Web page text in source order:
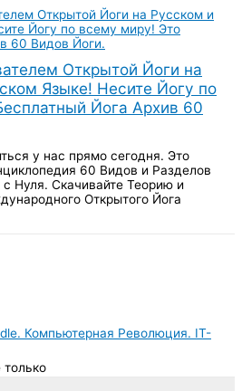
Открытой Йоги на
Языке! Несите Йогу по
Йога Архив 60
у нас прямо сегодня. Это
60 Видов и Разделов
Нуля. Скачивайте Теорию и
Открытого Йога
Компьютерная Революция. IT-
только